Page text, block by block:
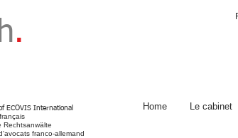
.
ECOVIS International
Rechtsanwälte
franco-allemand
Home Le cabinet